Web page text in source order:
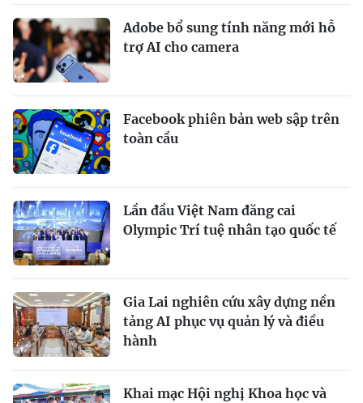
Adobe bổ sung tính năng mới hỗ
trợ AI cho camera
Facebook phiên bản web sập trên
toàn cầu
Lần đầu Việt Nam đăng cai
Olympic Trí tuệ nhân tạo quốc tế
Gia Lai nghiên cứu xây dựng nền
tảng AI phục vụ quản lý và điều
hành
Khai mạc Hội nghị Khoa học và